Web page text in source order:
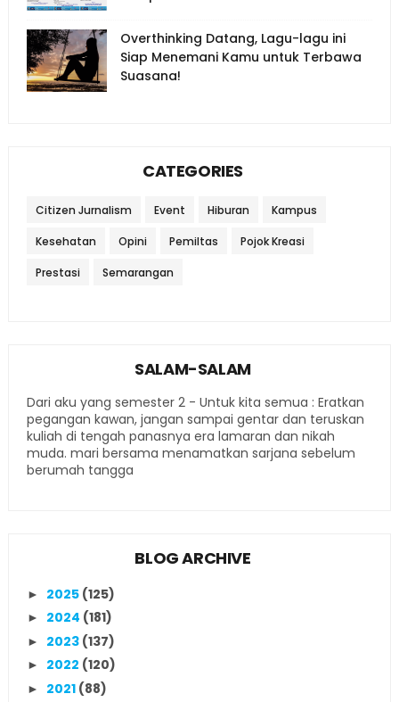
Overthinking Datang, Lagu-lagu ini
Siap Menemani Kamu untuk Terbawa
Suasana!
CATEGORIES
Citizen Jurnalism Event Hiburan Kampus
Kesehatan Opini Pemiltas Pojok Kreasi
Prestasi Semarangan
SALAM-SALAM
Dari aku yang semester 2 - Untuk kita semua : Eratkan
pegangan kawan, jangan sampai gentar dan teruskan
kuliah di tengah panasnya era lamaran dan nikah
muda. mari bersama menamatkan sarjana sebelum
berumah tangga
BLOG ARCHIVE
► 2025 (125)
► 2024 (181)
► 2023 (137)
► 2022 (120)
► 2021 (88)